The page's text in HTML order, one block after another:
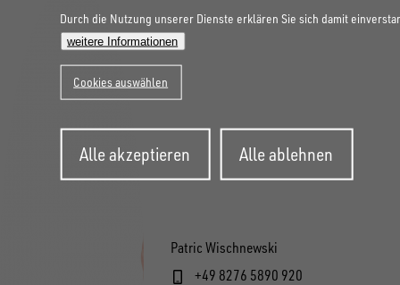
Patric Wischnewski
+49 8276 5890 920
Durch die Nutzung unserer Dienste erklären Sie sich damit
weitere Informationen
Cookies auswählen
Alle akzeptieren
zurückziehen
Alle ablehnen